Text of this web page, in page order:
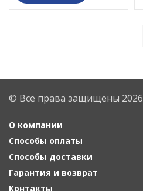
© Все права защищены 2026
О компании
Способы оплаты
Способы доставки
Гарантия и возврат
Контакты